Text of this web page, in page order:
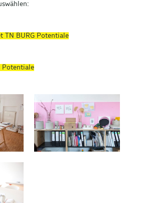
TN BURG Potentiale
Potentiale